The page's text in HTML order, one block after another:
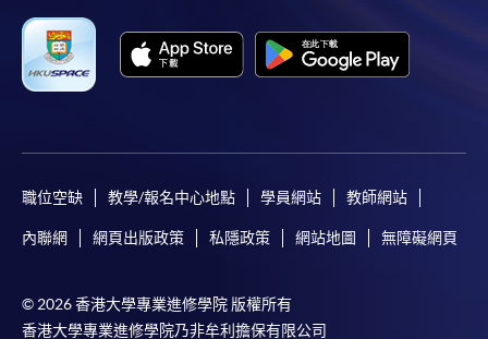
職位空缺 教學/報名中心地點 學員網站 教師網站
內聯網 網頁出版政策 私隱政策 網站地圖 無障礙網頁
© 2026 香港大學專業進修學院 版權所有
香港大學專業進修學院乃非牟利擔保有限公司